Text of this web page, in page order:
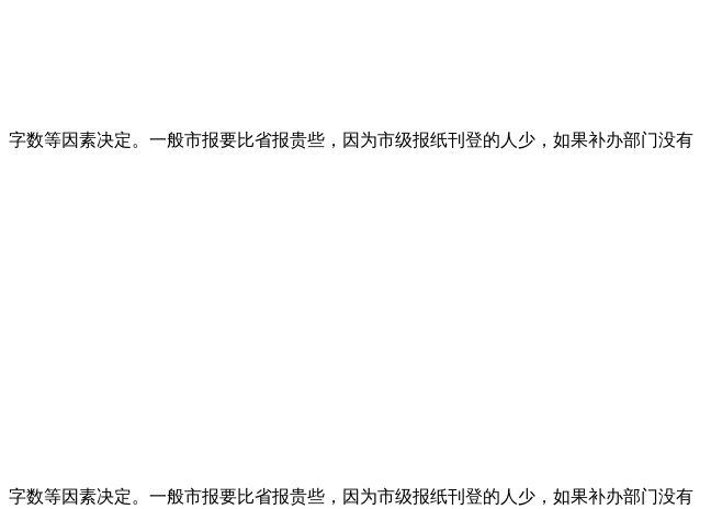
数等因素决定。一般市报要比省报贵些，因为市级报纸刊登的人少，如果补办部门没有
数等因素决定。一般市报要比省报贵些，因为市级报纸刊登的人少，如果补办部门没有